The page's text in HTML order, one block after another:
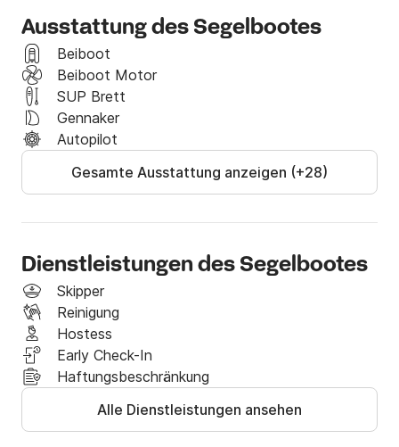
Ausstattung des Segelbootes
Beiboot
Beiboot Motor
SUP Brett
Gennaker
Autopilot
Gesamte Ausstattung anzeigen (+28)
Dienstleistungen des Segelbootes
Skipper
Reinigung
Hostess
Early Check-In
Haftungsbeschränkung
Alle Dienstleistungen ansehen